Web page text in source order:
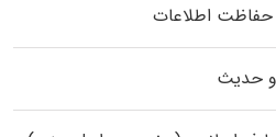
حفاظت اطلاعات
و حدیث